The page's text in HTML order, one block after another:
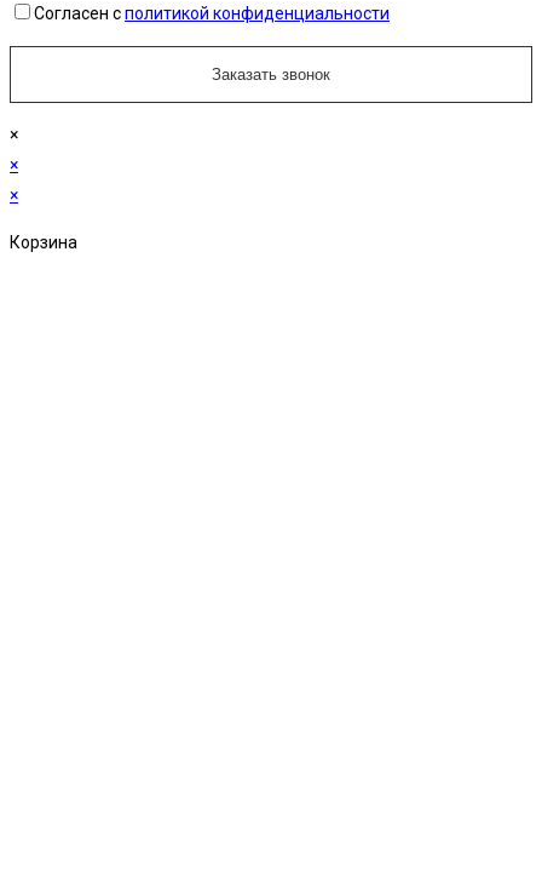
Согласен сполитикой конфиденциальности
×
×
×
Корзина